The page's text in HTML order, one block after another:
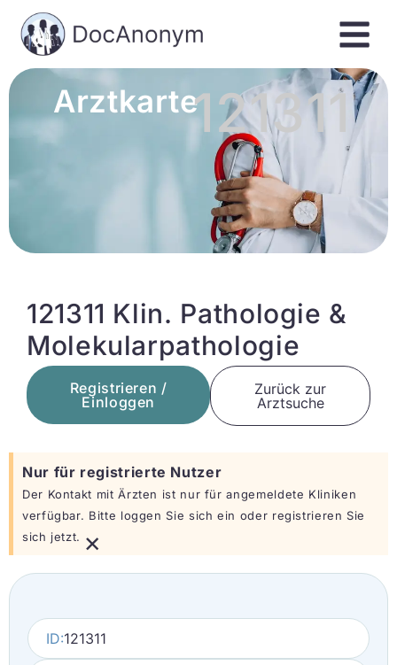
Arztkarte121311
121311 Klin. Pathologie &
Molekularpathologie
Registrieren /
Einloggen
Zurück zur
Arztsuche
Nur für registrierte Nutzer
Der Kontakt mit Ärzten ist nur für angemeldete Kliniken
verfügbar. Bitte loggen Sie sich ein oder registrieren Sie
sich jetzt. ×
ID:121311